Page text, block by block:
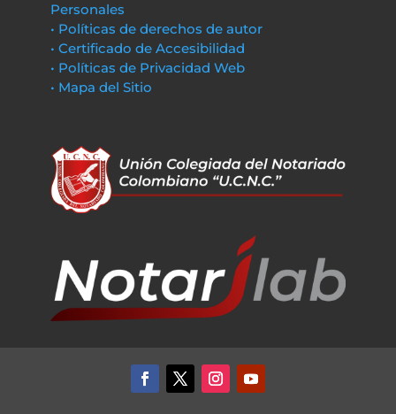
Personales
• Políticas de derechos de autor
• Certificado de Accesibilidad
• Políticas de Privacidad Web
• Mapa del Sitio